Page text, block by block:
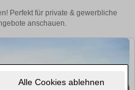
Alle Cookies ablehnen
Perfekt für private & gewerbliche
anschauen.